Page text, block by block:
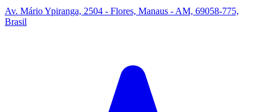
Av. Mário Ypiranga, 2504 - Flores, Manaus - AM, 69058-775,
Brasil